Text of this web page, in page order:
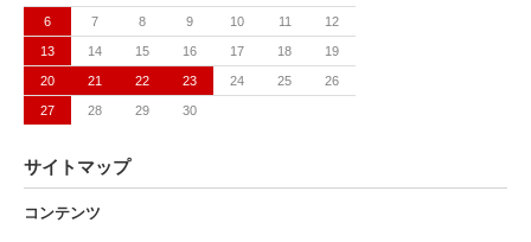
6 7 8 9 10 11 12
13 14 15 16 17 18 19
20 21 22 23 24 25 26
27 28 29 30
サイトマップ
コンテンツ